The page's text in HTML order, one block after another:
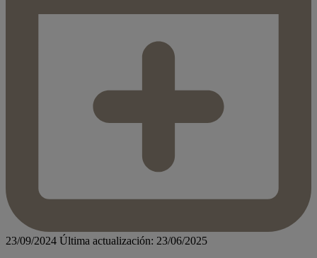
23/09/2024 Última actualización: 23/06/2025